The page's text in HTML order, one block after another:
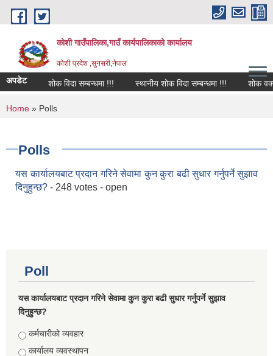
Skip to main content
कोशी गाउँपालिका,गाउँ कार्यपालिकाको कार्यालय
काेशी प्रदेश ,सुनसरी,नेपाल
अपडेट शोक विदा सम्बन्धमा !!! स्थानीय शोक विदा सम्बन्धमा !!! शोक
You are here
Home » Polls
Polls
यस कार्यालयबाट प्रदान गरिने सेवामा कुन कुरा बढी सुधार गर्नुपर्ने सुझाव
दिनुहुन्छ? - 248 votes - open
Poll
यस कार्यालयबाट प्रदान गरिने सेवामा कुन कुरा बढी सुधार गर्नुपर्ने सुझाव
दिनुहुन्छ?
Choices
कर्मचारीको व्यवहार
कार्यालय व्यवस्थापन